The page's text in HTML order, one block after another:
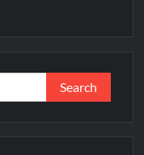
Search
for: